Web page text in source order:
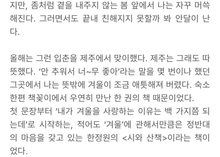
지만, 좀처럼 곁을 내주지 않는 봄 앞에서 나는 자꾸 머쓱
해진다. 그러면서도 끝내 친해지지 못할까 봐 안달이 난
다.
올해는 그런 입춘을 제주에서 맞이했다. 제주는 그래도 따
뜻했다. ‘안 추워서 너~무 좋아’라는 말을 몇 번이나 했던
그곳에서 나는 뜻밖에 겨울이 조금 애틋해져 버렸다. 숙소
한편 책꽂이에서 우연히 만난 한 권의 책 때문이었다.
첫 문장부터 ‘내가 겨울을 사랑하는 이유는 백 가지쯤 되
는데’로 시작하는, 적어도 ‘겨울’에 관해서만큼은 정반대
의 마음을 갖고 있는 한정원의 <시와 산책>이라는 책이
었다.